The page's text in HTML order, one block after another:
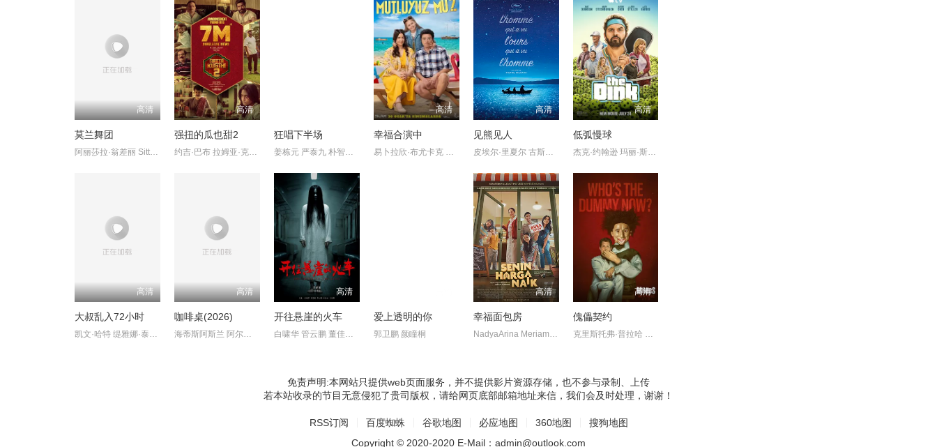
高清
莫兰舞团
阿丽莎拉·翁差丽 SitthiphonDisamoe
高清
强扭的瓜也甜2
约吉·巴布 拉姆亚·克里希南 Karunas 艾西瓦娅·莱克希米 Sreej
狂唱下半场
姜栋元 严泰九 朴智贤 吴正世
高清
幸福合演中
易卜拉欣·布尤卡克 伊尔卡·阿克苏穆 巴萨克·帕拉克 达姆拉·
高清
见熊见人
皮埃尔·里夏尔 古斯塔弗·科文
高清
低弧慢球
杰克·约翰逊 玛丽·斯汀伯根
高清
大叔乱入72小时
高清
咖啡桌(2026)
高清
开往悬崖的火车 爱上透明的你
郭卫鹏 颜瞳桐
高清
幸福面包房
高清
傀儡契约
免责声明:本网站只提供web页面服务，并不提供影片资源存储，也不参与录制、上传
若本站收录的节目无意侵犯了贵司版权，请给网页底部邮箱地址来信，我们会及时处理，谢谢！
RSS订阅 百度蜘蛛 谷歌地图 必应地图 360地图
搜狗地图
Copyright © 2020-2020 E-Mail：admin@outlook.com